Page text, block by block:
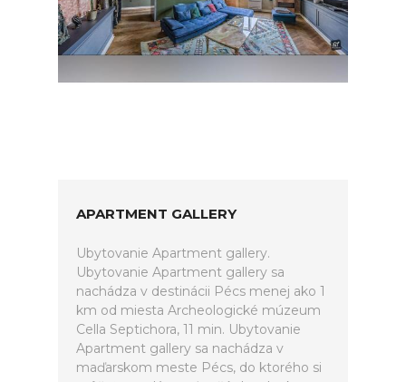
APARTMENT GALLERY
Ubytovanie Apartment gallery.
Ubytovanie Apartment gallery sa
nachádza v destinácii Pécs menej ako 1
km od miesta Archeologické múzeum
Cella Septichora, 11 min. Ubytovanie
Apartment gallery sa nachádza v
maďarskom meste Pécs, do ktorého si